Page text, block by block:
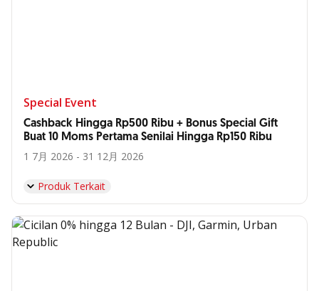
Special Event
Cashback Hingga Rp500 Ribu + Bonus Special Gift
Buat 10 Moms Pertama Senilai Hingga Rp150 Ribu
1 7月 2026 - 31 12月 2026
Produk Terkait